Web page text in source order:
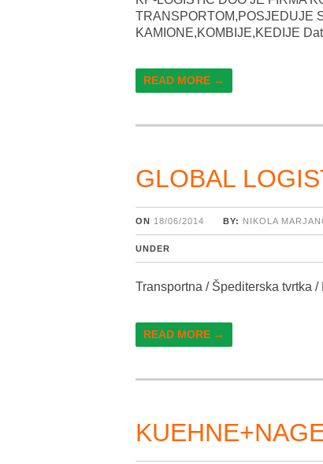
TRANSPORTOM,POSJEDUJE
KAMIONE,KOMBIJE,KEDIJE
READ MORE →
GLOBAL
ON 18/06/2014 BY: NIKOLA
UNDER
Transportna / Špediterska tvrtka /
READ MORE →